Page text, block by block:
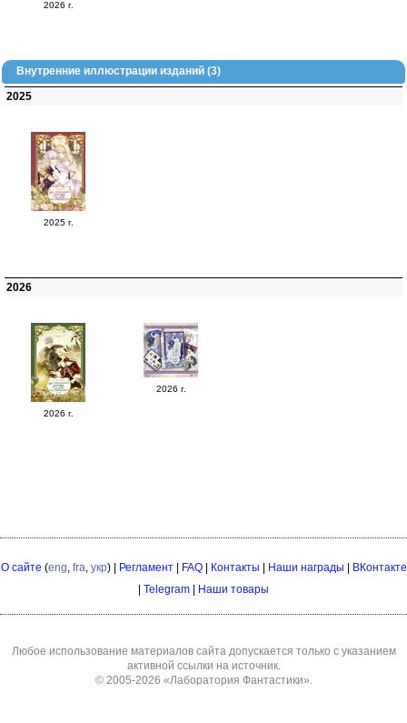
2026 г.
Внутренние иллюстрации изданий (3)
2025
2025 г.
2026
2026 г.
2026 г.
О сайте (eng, fra, укр) | Регламент| FAQ| Контакты Наши награды
ВКонтакте
Telegram Наши товары
Любое использование материалов сайта допускается только с указанием
активной ссылки на источник.
© 2005-2026 «Лаборатория Фантастики».